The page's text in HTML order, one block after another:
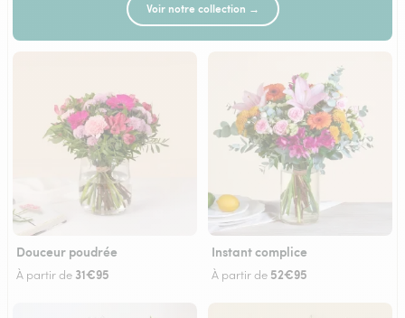
Voir notre collection →
Douceur poudrée
À partir de 31€95
Instant complice
À partir de 52€95